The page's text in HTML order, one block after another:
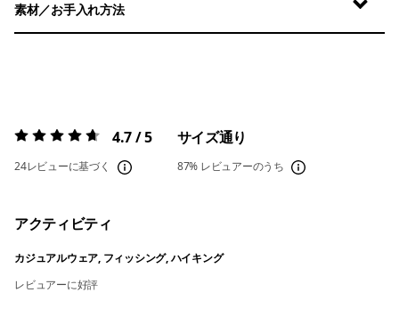
素材／お手入れ方法
評価:4.7 / 5 4.7 / 5
24レビューに基づく
サイズ通り
87% レビュアーのうち
アクティビティ
カジュアルウェア, フィッシング, ハイキング
レビュアーに好評